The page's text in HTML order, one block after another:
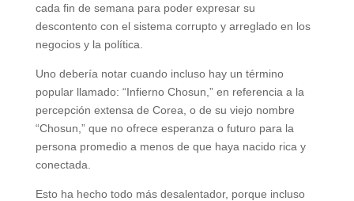
cada fin de semana para poder expresar su
descontento con el sistema corrupto y arreglado en los
negocios y la política.
Uno debería notar cuando incluso hay un término
popular llamado: “Infierno Chosun,” en referencia a la
percepción extensa de Corea, o de su viejo nombre
“Chosun,” que no ofrece esperanza o futuro para la
persona promedio a menos de que haya nacido rica y
conectada.
Esto ha hecho todo más desalentador, porque incluso